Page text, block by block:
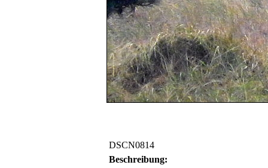
DSCN0814
Beschreibung: